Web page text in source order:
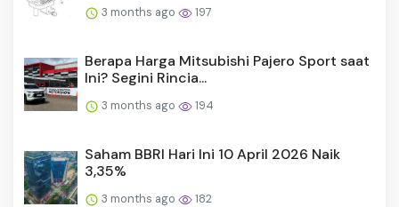
3 months ago 197
Berapa Harga Mitsubishi Pajero Sport saat
Ini? Segini Rincia...
3 months ago 194
Saham BBRI Hari Ini 10 April 2026 Naik
3,35%
3 months ago 182